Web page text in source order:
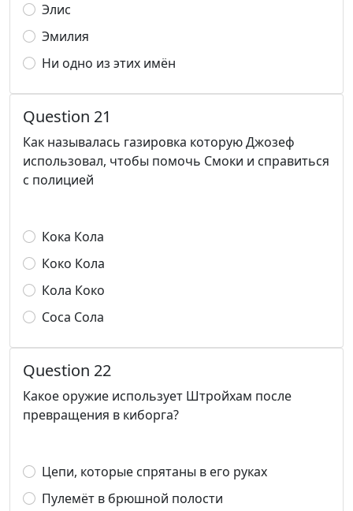
Элис
Эмилия
Ни одно из этих имён
Question 21
Как называлась газировка которую Джозеф
использовал, чтобы помочь Смоки и справиться
с полицией
Кока Кола
Коко Кола
Кола Коко
Соса Сола
Question 22
Какое оружие использует Штройхам после
превращения в киборга?
Цепи, которые спрятаны в его руках
Пулемёт в брюшной полости